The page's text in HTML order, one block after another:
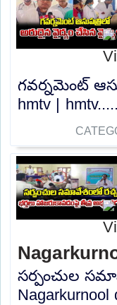
గవర్నమెంట్
hmtv |
సర్పంచుల
Nagarkurnool